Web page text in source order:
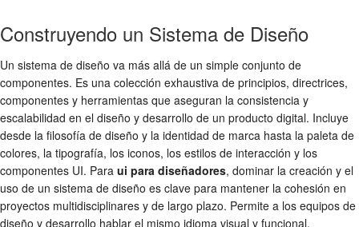
Construyendo un Sistema de Diseño
Un sistema de diseño va más allá de un simple conjunto de
componentes. Es una colección exhaustiva de principios, directrices,
componentes y herramientas que aseguran la consistencia y
escalabilidad en el diseño y desarrollo de un producto digital. Incluye
desde la filosofía de diseño y la identidad de marca hasta la paleta de
colores, la tipografía, los iconos, los estilos de interacción y los
componentes UI. Para ui para diseñadores, dominar la creación y el
uso de un sistema de diseño es clave para mantener la cohesión en
proyectos multidisciplinares y de largo plazo. Permite a los equipos de
diseño y desarrollo hablar el mismo idioma visual y funcional.